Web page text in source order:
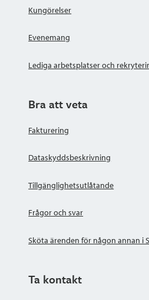
Kungörelser
Evenemang
Lediga arbetsplatser och
Bra att veta
Fakturering
Dataskyddsbeskrivning
Tillgänglighetsutlåtande
Frågor och svar
Sköta ärenden för någon annan i
Ta kontakt